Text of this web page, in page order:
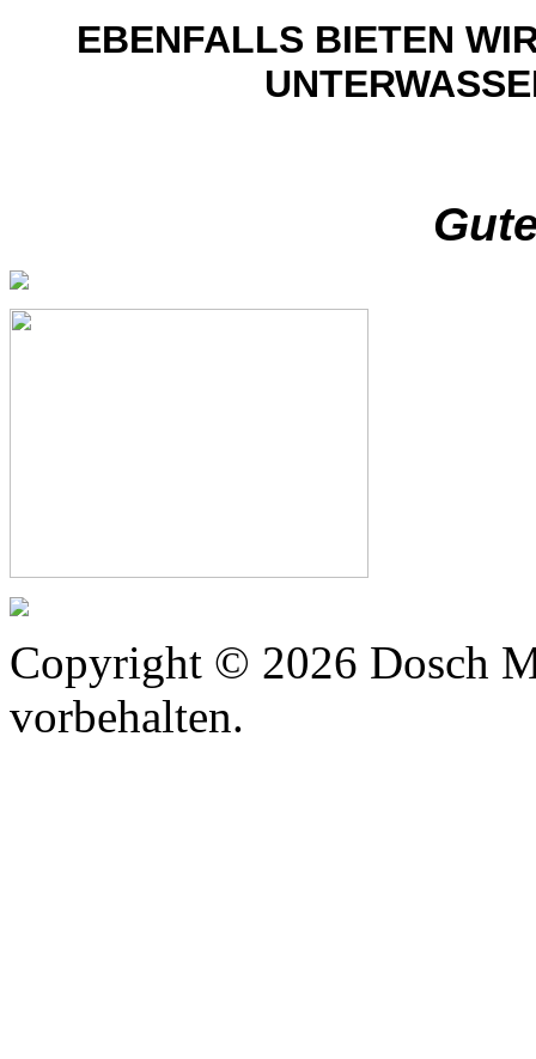
EBENFALLS BIETEN
Copyright © 2026 Dosch
vorbehalten.